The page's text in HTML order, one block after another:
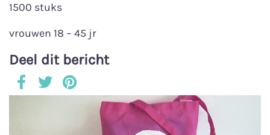
1500 stuks
vrouwen 18 – 45 jr
Deel dit bericht